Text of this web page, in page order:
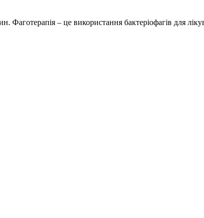
Фаготерапія – це використання бактеріофагів для